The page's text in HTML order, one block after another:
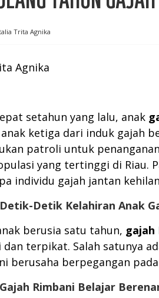
Trita Agnika
Agnika
setahun yang lalu, anak
ketiga dari induk gajah
patroli untuk
yang tertinggi di Riau.
individu gajah jantan
Detik-Detik Kelahiran Anak
berusia satu tahun, gajah
terpikat. Salah satunya
berusaha berpegangan
Gajah Rimbani Belajar